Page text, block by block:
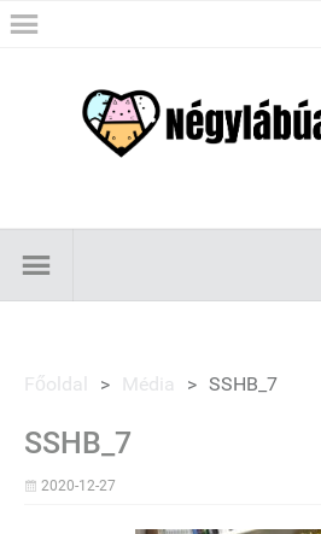
Főoldal > Média > SSHB_7
SSHB_7
2020-12-27